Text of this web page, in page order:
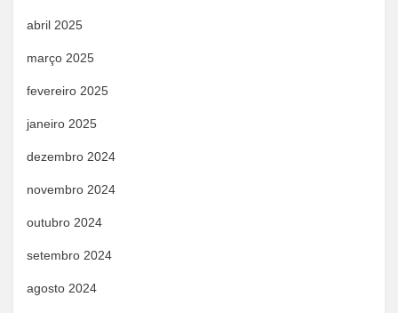
abril 2025
março 2025
fevereiro 2025
janeiro 2025
dezembro 2024
novembro 2024
outubro 2024
setembro 2024
agosto 2024